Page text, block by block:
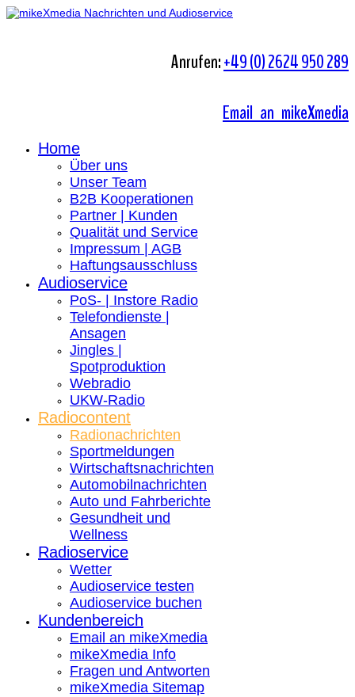
Anrufen:+49 (0) 2624 950 289
Email an mikeXmedia
Home
Über uns
Unser Team
B2B Kooperationen
Partner | Kunden
Qualität und Service
Impressum | AGB
Haftungsausschluss
Audioservice
PoS- | Instore Radio
Telefondienste |
Ansagen
Jingles |
Spotproduktion
Webradio
UKW-Radio
Radiocontent
Radionachrichten
Sportmeldungen
Wirtschaftsnachrichten
Automobilnachrichten
Auto und Fahrberichte
Gesundheit und
Wellness
Radioservice
Wetter
Audioservice testen
Audioservice buchen
Kundenbereich
Email an mikeXmedia
mikeXmedia Info
Fragen und Antworten
mikeXmedia Sitemap